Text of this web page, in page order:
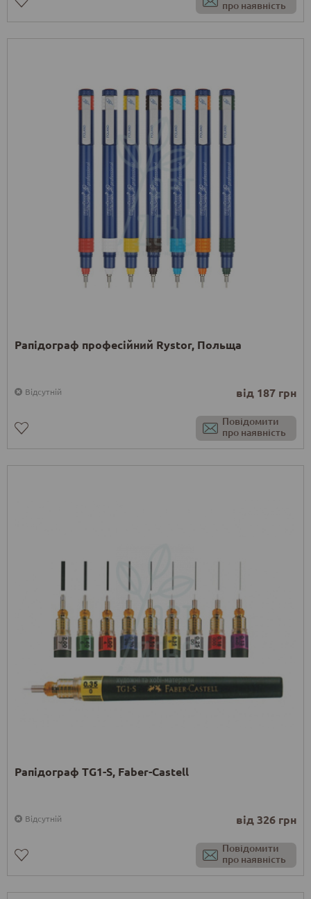
про наявність
Рапідограф професійний Rystor, Польща
Відсутній від 187 грн
Повідомити
про наявність
Рапідограф TG1-S, Faber-Castell
Відсутній від 326 грн
Повідомити
про наявність